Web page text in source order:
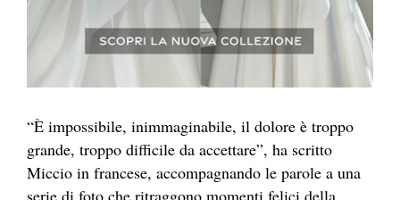
“È impossibile, inimmaginabile, il dolore è troppo
grande, troppo difficile da accettare”, ha scritto
Miccio in francese, accompagnando le parole a una